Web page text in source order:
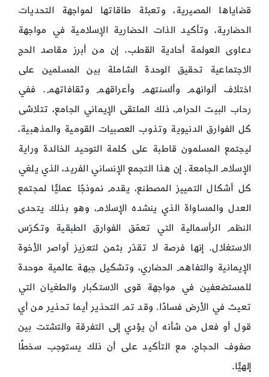
قضاياها المصيرية، وتعبئة طاقاتها لمواجهة التحديات
الحضارية، وتأكيد الذات الحضارية الإسلامية في مواجهة
دعاوى العولمة أحادية القطب. إن من أبرز مقاصد الحج
الاجتماعية تحقيق الوحدة الشاملة بين المسلمين على
اختلاف ألوانهم وألسنتهم وأعراقهم وثقافاتهم. ففي
رحاب البيت الحرام، ذلك الملتقى الإيماني الجامع، تتلاشى
كل الفوارق الدنيوية وتذوب العصبيات القومية والمذهبية،
ليجتمع المسلمون قاطبة على كلمة التوحيد الخالدة وراية
الإسلام الجامعة. إن هذا التجمع الإنساني الفريد، الذي يلغي
كل أشكال التمييز المصطنع، يقدم نموذجًا عمليًّا لمجتمع
العدل والمساواة الذي ينشده الإسلام، وهو بذلك يتحدى
النظم الرأسمالية التي تعمّق الفوارق الطبقية وتكرّس
الاستغلال. إنها فرصة لا تقدّر بثمن لتعزيز أواصر الأخوة
الإيمانية والتفاهم الحضاري، وتشكيل جبهة عالمية موحدة
للمستضعفين في مواجهة قوى الاستكبار والطغيان التي
تعيث في الأرض فسادًا. وقد تم التحذير أيما تحذير من أي
قول أو فعل من شأنه أن يؤدي إلى التفرقة والتشتت بين
صفوف الحجاج، مع التأكيد على أن ذلك يستوجب سخطًا
إلهيًّا.